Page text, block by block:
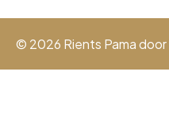
© 2026 Rients Pama door